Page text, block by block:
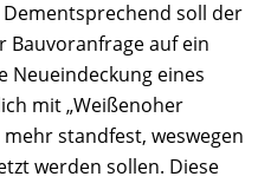
Dementsprechend soll der
Bauvoranfrage auf ein
Neueindeckung eines
mit „Weißenoher
standfest, weswegen
werden sollen. Diese